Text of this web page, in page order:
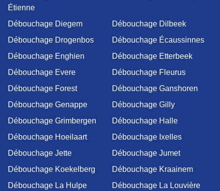
Étienne
Débouchage Diegem
Débouchage Dilbeek
Débouchage Drogenbos
Débouchage Écaussinnes
Débouchage Enghien
Débouchage Etterbeek
Débouchage Evere
Débouchage Fleurus
Débouchage Forest
Débouchage Ganshoren
Débouchage Genappe
Débouchage Gilly
Débouchage Grimbergen
Débouchage Halle
Débouchage Hoeilaart
Débouchage Ixelles
Débouchage Jette
Débouchage Jumet
Débouchage Koekelberg
Débouchage Kraainem
Débouchage La Hulpe
Débouchage La Louvière